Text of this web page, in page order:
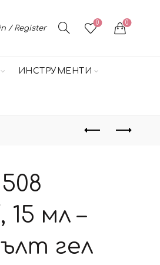
/ Register
0 0
ИНСТРУМЕНТИ
15 мл –
гел